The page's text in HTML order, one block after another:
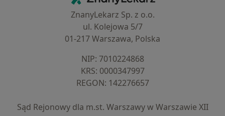
ZnanyLekarz Sp. z o.o.
ul. Kolejowa 5/7
01-217 Warszawa, Polska
NIP: ⁠7010224868
KRS: ⁠0000347997
REGON: ⁠142276657
Sąd Rejonowy dla m.st. Warszawy w Warszawie XII